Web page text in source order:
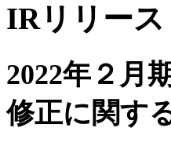
IRリリース
2022年２月
修正に関す